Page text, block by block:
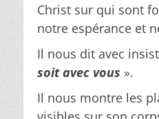
Christ sur qui sont
notre espérance et
Il nous dit avec
soit avec vous ».
Il nous montre les